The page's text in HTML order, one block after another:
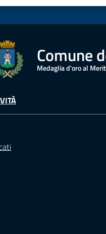
Comune
Medaglia d'oro al